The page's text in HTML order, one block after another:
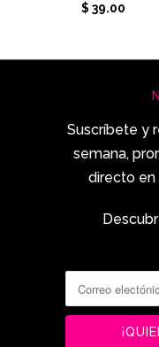
$ 39.00
Suscríbete y
semana,
directo en